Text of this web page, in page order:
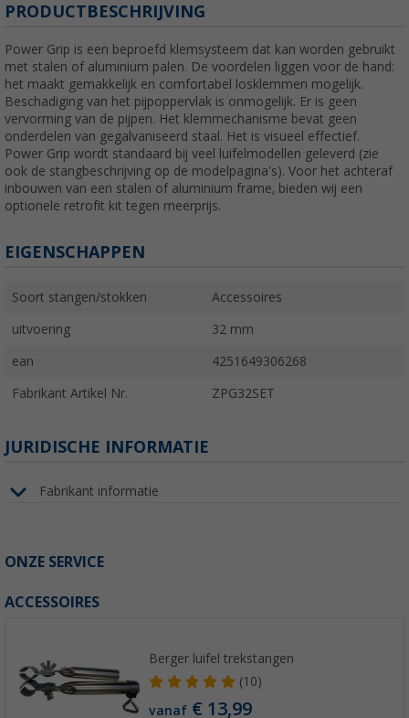
PRODUCTBESCHRIJVING
Power Grip is een beproefd klemsysteem dat kan worden gebruikt
met stalen of aluminium palen. De voordelen liggen voor de hand:
het maakt gemakkelijk en comfortabel losklemmen mogelijk.
Beschadiging van het pijpoppervlak is onmogelijk. Er is geen
vervorming van de pijpen. Het klemmechanisme bevat geen
onderdelen van gegalvaniseerd staal. Het is visueel effectief.
Power Grip wordt standaard bij veel luifelmodellen geleverd (zie
ook de stangbeschrijving op de modelpagina's). Voor het achteraf
inbouwen van een stalen of aluminium frame, bieden wij een
optionele retrofit kit tegen meerprijs.
EIGENSCHAPPEN
Soort stangen/stokken Accessoires
uitvoering 32 mm
ean 4251649306268
Fabrikant Artikel Nr. ZPG32SET
JURIDISCHE INFORMATIE
Fabrikant informatie
ONZE SERVICE
ACCESSOIRES
Berger luifel trekstangen
(10)
vanaf € 13,99